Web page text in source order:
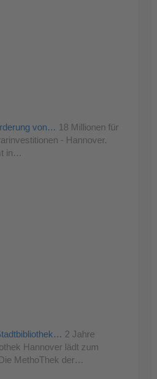
von… 18 Millionen für
- Hannover.
in…
2 Jahre
Hannover lädt zum
MethoThek der…